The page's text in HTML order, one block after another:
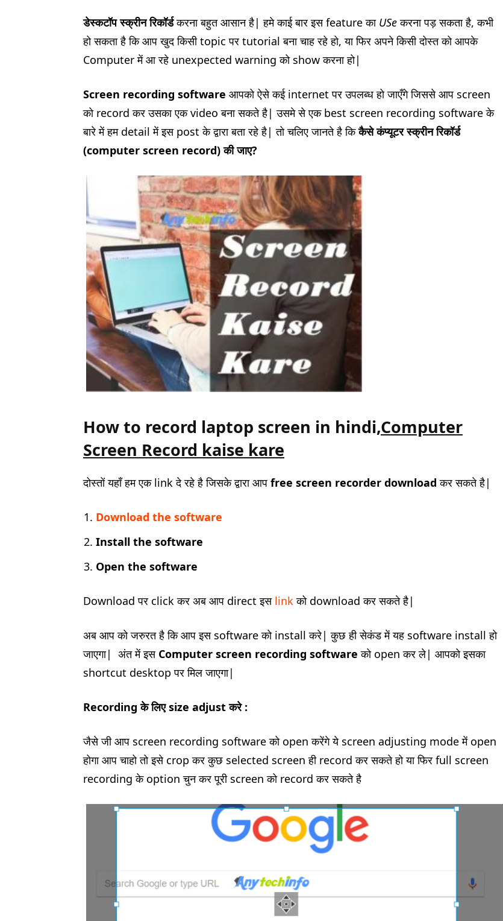
डेस्कटॉप स्क्रीन रिकॉर्डकरना बहुत आसान है| हमे काई बार इस feature का USeकरना पड़ सकता है, कभी
हो सकता है कि आप खुद किसी topic पर tutorial बना चाह रहे हो, या फिर अपने किसी दोस्त को आपके
Computer में आ रहे unexpected warning को show करना हो|
Screen recording software आपको ऐसे कई internet पर उपलब्ध हो जाएँगे जिससे आप screen
को record कर उसका एक video बना सकते है| उसमे से एक best screen recording software के
बारे में हम detail में इस post के द्वारा बता रहे है| तो चलिए जानते है किकैसे कंप्यूटर स्क्रीन रिकॉर्ड
(computer screen record)की जाए?
How to record laptop screen in hindi,Computer
Screen Record kaise kare
दोस्तों यहाँ हम एक link दे रहे है जिसके द्वारा आप free screen recorder downloadकर सकते है|
Download the software
Install the software
Open the software
Download पर click कर अब आप direct इस link को download कर सकते है|
अब आप को जरुरत है कि आप इस software को install करे| कुछ ही सेकंड में यह software install हो
जाएगा| अंत में इस Computer screen recording software को open कर ले| आपको इसका
shortcut desktop पर मिल जाएगा|
Recordingके लिए size adjustकरे :
जैसे जी आप screen recording software को open करेंगे ये screen adjusting mode में open
होगा आप चाहो तो इसे crop कर कुछ selected screen ही record कर सकते हो या फिर full screen
recording के option चुन कर पूरी screen को record कर सकते है